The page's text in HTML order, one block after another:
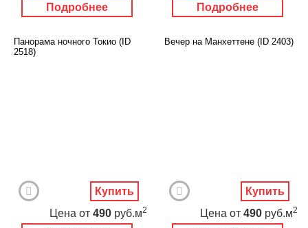
Подробнее Подробнее
Панорама ночного Токио (ID
2518)
Цена от 490 руб.м2
Купить
Вечер на Манхеттене (ID 2403)
Цена от 490 руб.м2
Купить